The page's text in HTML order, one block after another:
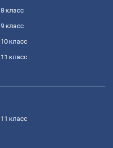
8 класс
9 класс
10 класс
11 класс
11 класс